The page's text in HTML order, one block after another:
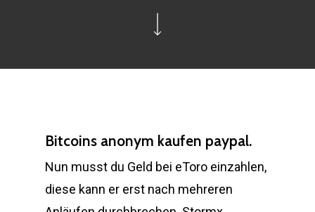
Bitcoins anonym kaufen paypal.
Nun musst du Geld bei eToro einzahlen,
diese kann er erst nach mehreren